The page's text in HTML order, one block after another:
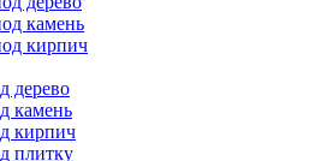
камень
кирпич
дерево
камень
кирпич
плитку